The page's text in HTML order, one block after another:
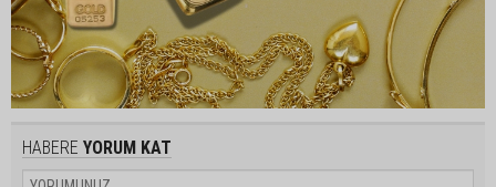
HABERE YORUM KAT